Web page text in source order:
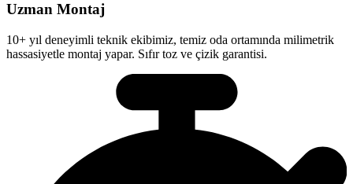
Uzman Montaj
10+ yıl deneyimli teknik ekibimiz, temiz oda ortamında milimetrik
hassasiyetle montaj yapar. Sıfır toz ve çizik garantisi.